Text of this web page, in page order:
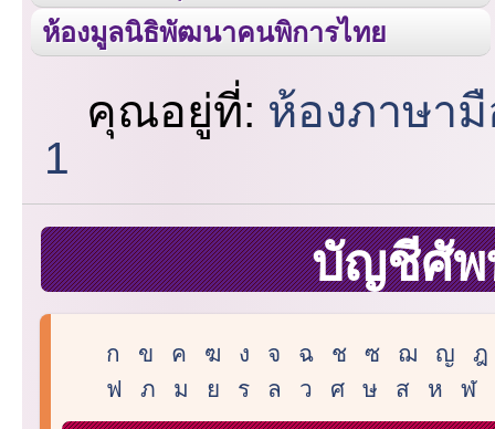
ห้องมูลนิธิพัฒนาคนพิการไทย
คุณอยู่ที่: ห้องภาษา
1
บัญชีศัพ
ก ข ค ฆ ง จ ฉ ช ซ ฌ ญ
ฎ
ฟ
ภ ม ย ร ล ว ศ ษ ส ห ฬ